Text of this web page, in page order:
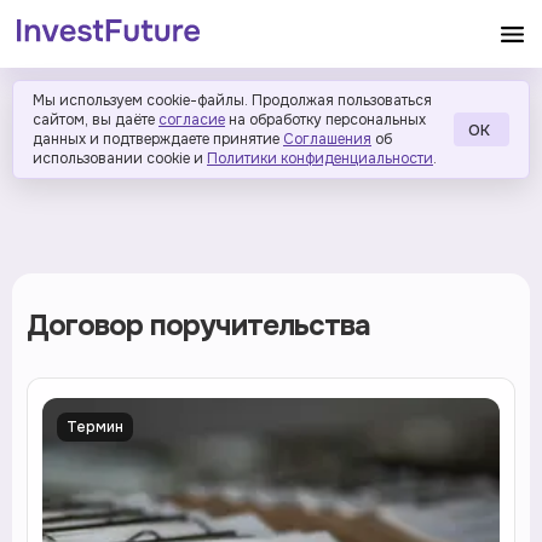
Мы используем cookie-файлы. Продолжая пользоваться
сайтом, вы даёте согласие на обработку персональных
данных и подтверждаете принятие Соглашения об
использовании cookie и Политики конфиденциальности.
ОК
Договор поручительства
Термин